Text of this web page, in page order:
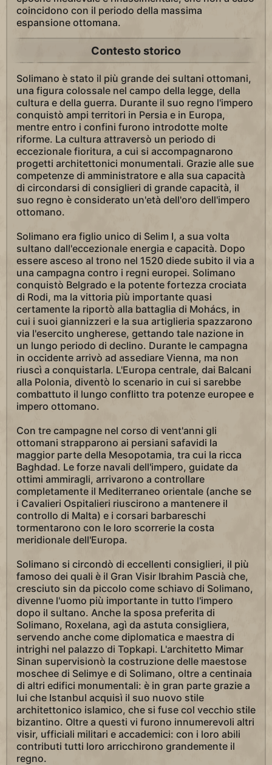
coincidono con il periodo della massima
espansione ottomana.
Contesto storico
Solimano è stato il più grande dei sultani ottomani,
una figura colossale nel campo della legge, della
cultura e della guerra. Durante il suo regno l'impero
conquistò ampi territori in Persia e in Europa,
mentre entro i confini furono introdotte molte
riforme. La cultura attraversò un periodo di
eccezionale fioritura, a cui si accompagnarono
progetti architettonici monumentali. Grazie alle sue
competenze di amministratore e alla sua capacità
di circondarsi di consiglieri di grande capacità, il
suo regno è considerato un'età dell'oro dell'impero
ottomano.
Solimano era figlio unico di Selim I, a sua volta
sultano dall'eccezionale energia e capacità. Dopo
essere asceso al trono nel 1520 diede subito il via a
una campagna contro i regni europei. Solimano
conquistò Belgrado e la potente fortezza crociata
di Rodi, ma la vittoria più importante quasi
certamente la riportò alla battaglia di Mohács, in
cui i suoi giannizzeri e la sua artiglieria spazzarono
via l'esercito ungherese, gettando tale nazione in
un lungo periodo di declino. Durante le campagna
in occidente arrivò ad assediare Vienna, ma non
riuscì a conquistarla. L'Europa centrale, dai Balcani
alla Polonia, diventò lo scenario in cui si sarebbe
combattuto il lungo conflitto tra potenze europee e
impero ottomano.
Con tre campagne nel corso di vent'anni gli
ottomani strapparono ai persiani safavidi la
maggior parte della Mesopotamia, tra cui la ricca
Baghdad. Le forze navali dell'impero, guidate da
ottimi ammiragli, arrivarono a controllare
completamente il Mediterraneo orientale (anche se
i Cavalieri Ospitalieri riuscirono a mantenere il
controllo di Malta) e i corsari barbareschi
tormentarono con le loro scorrerie la costa
meridionale dell'Europa.
Solimano si circondò di eccellenti consiglieri, il più
famoso dei quali è il Gran Visir Ibrahim Pascià che,
cresciuto sin da piccolo come schiavo di Solimano,
divenne l'uomo più importante in tutto l'impero
dopo il sultano. Anche la sposa preferita di
Solimano, Roxelana, agì da astuta consigliera,
servendo anche come diplomatica e maestra di
intrighi nel palazzo di Topkapi. L'architetto Mimar
Sinan supervisionò la costruzione delle maestose
moschee di Selimye e di Solimano, oltre a centinaia
di altri edifici monumentali: è in gran parte grazie a
lui che Istanbul acquisì il suo nuovo stile
architettonico islamico, che si fuse col vecchio stile
bizantino. Oltre a questi vi furono innumerevoli altri
visir, ufficiali militari e accademici: con i loro abili
contributi tutti loro arricchirono grandemente il
regno.